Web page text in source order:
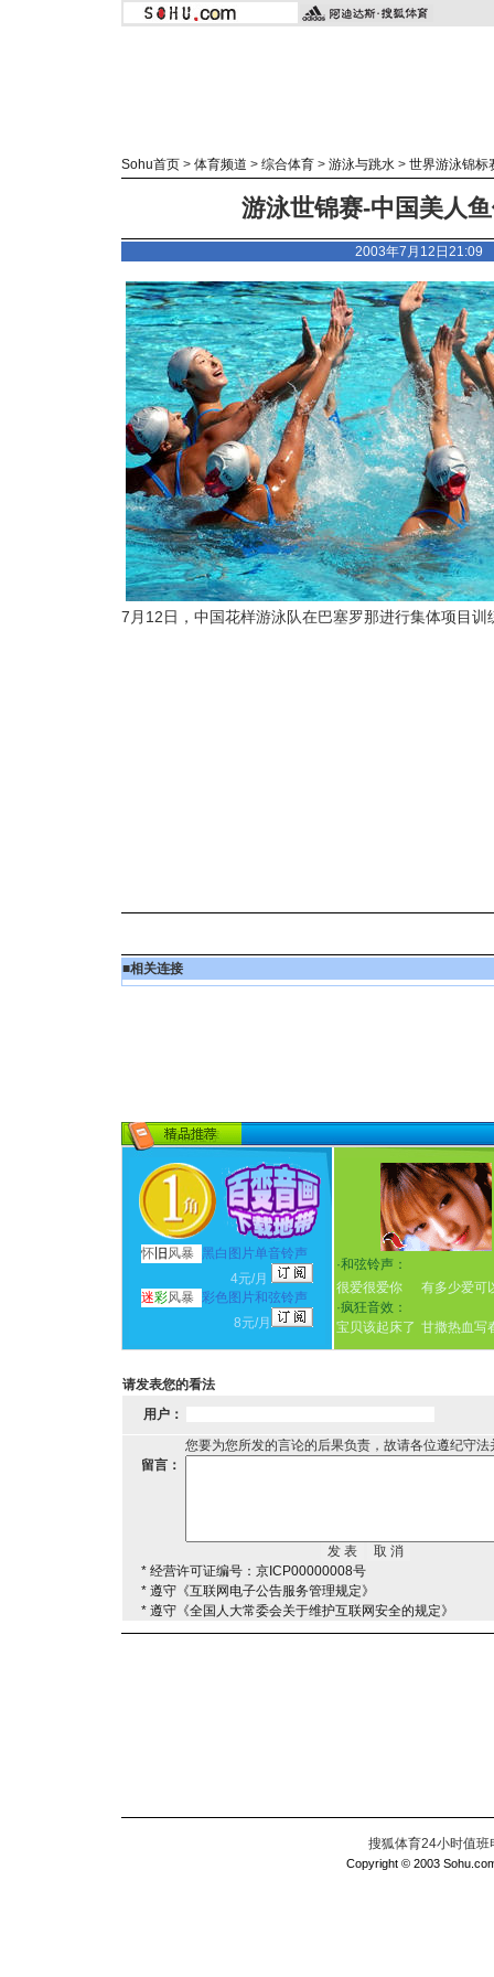
Sohu首页 > 体育频道 > 综合体育 > 游泳与跳水 > 世界游泳锦标
游泳世锦赛-中国美人
2003年7月12日
7月12日，中国花样游泳队在巴塞罗那进行集体项目训
■相关连接
怀 旧 风暴
黑白图片单音铃声
4元/月
迷彩风暴 彩色图片和弦铃声
8元/月
·和弦铃声：
很爱很爱你
有多少爱可
·疯狂音效：
宝贝该起床了 甘撒热血写
请发表您的看法
用户：
您要为您所发的言论的后果负责，故请各位遵纪守
留言：
* 经营许可证编号：京ICP00000008号
* 遵守《互联网电子公告服务管理规定》
* 遵守《全国人大常委会关于维护互联网安全的规定》
搜狐体育24小时值
Copyright © 2003